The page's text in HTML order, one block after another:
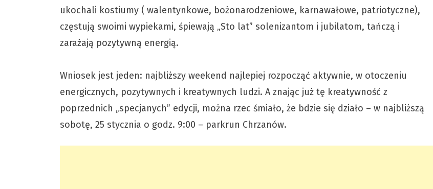
ukochali kostiumy ( walentynkowe, bożonarodzeniowe, karnawałowe, patriotyczne),
częstują swoimi wypiekami, śpiewają „Sto lat” solenizantom i jubilatom, tańczą i
zarażają pozytywną energią.
Wniosek jest jeden: najbliższy weekend najlepiej rozpocząć aktywnie, w otoczeniu
energicznych, pozytywnych i kreatywnych ludzi. A znając już tę kreatywność z
poprzednich „specjanych” edycji, można rzec śmiało, że bdzie się działo – w najbliższą
sobotę, 25 stycznia o godz. 9:00 – parkrun Chrzanów.